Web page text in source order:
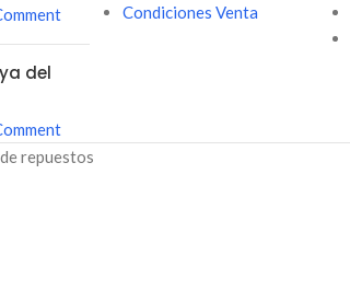
del
Condiciones Venta
repuestos